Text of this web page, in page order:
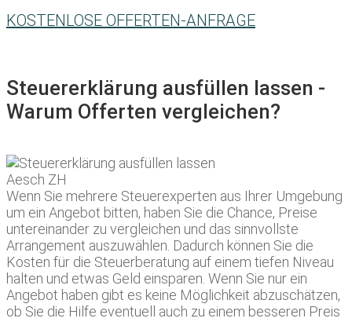
KOSTENLOSE OFFERTEN-ANFRAGE
Steuererklärung ausfüllen lassen -
Warum Offerten vergleichen?
Wenn Sie mehrere Steuerexperten aus Ihrer Umgebung
um ein Angebot bitten, haben Sie die Chance, Preise
untereinander zu vergleichen und das sinnvollste
Arrangement auszuwählen. Dadurch können Sie die
Kosten für die Steuerberatung auf einem tiefen Niveau
halten und etwas Geld einsparen. Wenn Sie nur ein
Angebot haben gibt es keine Möglichkeit abzuschätzen,
ob Sie die Hilfe eventuell auch zu einem besseren Preis